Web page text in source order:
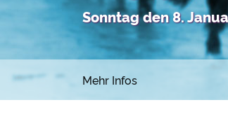
Sonntag den 8.
Mehr Infos